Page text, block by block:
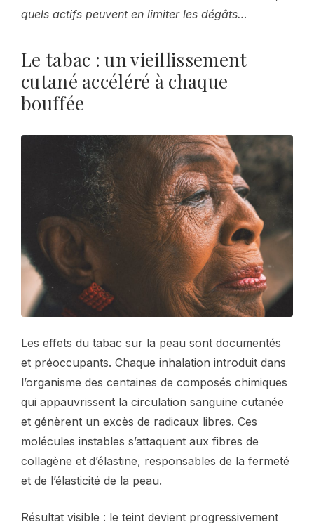
quels actifs peuvent en limiter les dégâts…
Le tabac : un vieillissement
cutané accéléré à chaque
bouffée
Les effets du tabac sur la peau sont documentés
et préoccupants. Chaque inhalation introduit dans
l’organisme des centaines de composés chimiques
qui appauvrissent la circulation sanguine cutanée
et génèrent un excès de radicaux libres. Ces
molécules instables s’attaquent aux fibres de
collagène et d’élastine, responsables de la fermeté
et de l’élasticité de la peau.
Résultat visible : le teint devient progressivement